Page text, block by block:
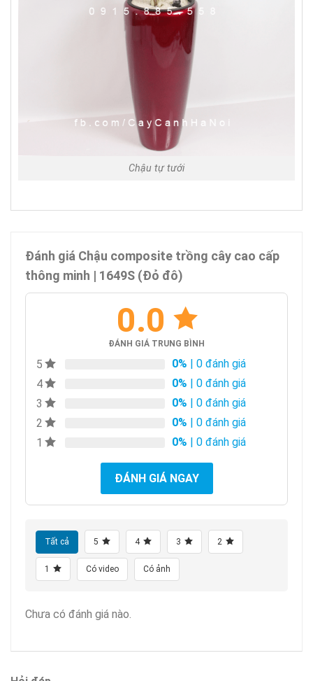
Chậu tự tưới
Đánh giá Chậu composite trồng cây cao cấp
thông minh | 1649S (Đỏ đô)
0.0
ĐÁNH GIÁ TRUNG BÌNH
5 0% | 0 đánh giá
4
0% | 0 đánh giá
3
0% | 0 đánh giá
2
0% | 0 đánh giá
1
0% | 0 đánh giá
ĐÁNH GIÁ NGAY
Tất cả 5 4 3 2
1 Có video Có ảnh
Chưa có đánh giá nào.